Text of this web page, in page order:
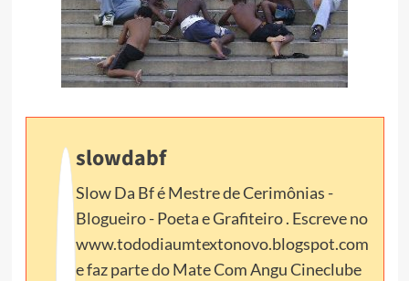
slowdabf
Slow Da Bf é Mestre de Cerimônias -
Blogueiro - Poeta e Grafiteiro . Escreve no
www.tododiaumtextonovo.blogspot.com
e faz parte do Mate Com Angu Cineclube